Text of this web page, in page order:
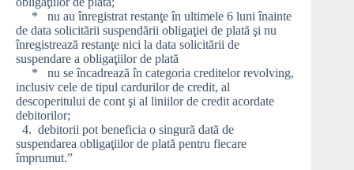
* nu au înregistrat restanţe în ultimele 6 luni înainte
de data solicitării suspendării obligaţiei de plată şi nu
înregistrează restanţe nici la data solicitării de
suspendare a obligaţiilor de plată
* nu se încadrează în categoria creditelor revolving,
inclusiv cele de tipul cardurilor de credit, al
descoperitului de cont şi al liniilor de credit acordate
debitorilor;
4. debitorii pot beneficia o singură dată de
suspendarea obligaţiilor de plată pentru fiecare
împrumut.”